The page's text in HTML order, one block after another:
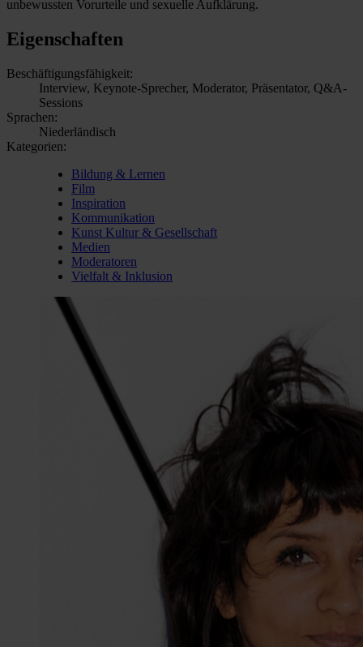
unbewussten Vorurteile und sexuelle Aufklärung.
Eigenschaften
Beschäftigungsfähigkeit:
Interview, Keynote-Sprecher, Moderator, Präsentator, Q&A-
Sessions
Sprachen:
Niederländisch
Kategorien:
Bildung & Lernen
Film
Inspiration
Kommunikation
Kunst Kultur & Gesellschaft
Medien
Moderatoren
Vielfalt & Inklusion